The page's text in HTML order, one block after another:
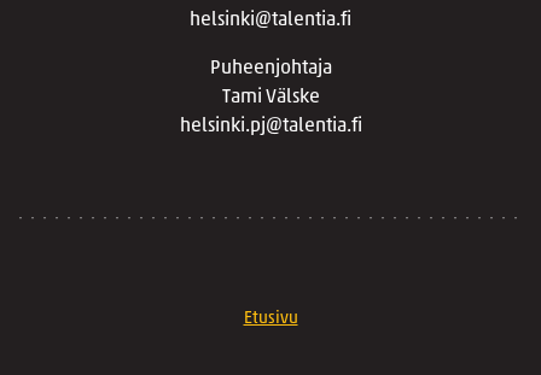
helsinki@talentia.fi
Puheenjohtaja
Tami Välske
helsinki.pj@talentia.fi
Etusivu